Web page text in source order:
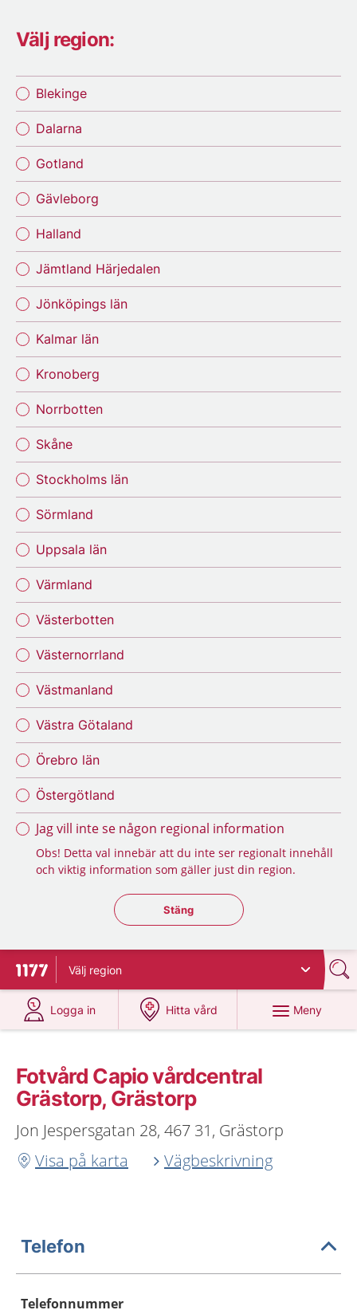
Välj region:
Blekinge
Dalarna
Gotland
Gävleborg
Halland
Jämtland Härjedalen
Jönköpings län
Kalmar län
Kronoberg
Norrbotten
Skåne
Stockholms län
Sörmland
Uppsala län
Värmland
Västerbotten
Västernorrland
Västmanland
Västra Götaland
Örebro län
Östergötland
Jag vill inte se någon regional information
Obs! Detta val innebär att du inte ser regionalt innehåll
och viktig information som gäller just din region.
Stäng regionsväljaren
Stäng
Till startsidan för 1177
Välj region
Logga in
på 1177.se
Hitta vård
på 1177.se
Meny
Fotvård Capio vårdcentral
Grästorp, Grästorp
Jon Jespersgatan 28, 467 31, Grästorp
Visa på karta
Vägbeskrivning
Telefon
Telefonnummer